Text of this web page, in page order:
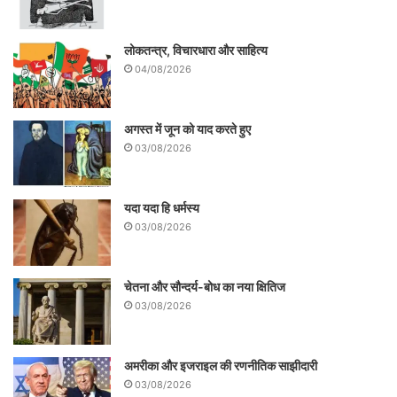
इतिहासकार रोमिला थापर कहती हैं ”पिछली आधी सदी के दौरान
प्राचीन भारत का इतिहास लिखने में दो नयी बातें हुईं। शर्मा जी के
लेखन में ये दोनों बातें मौजूद थीं। पहला था श्रोतों के दायरे का
विस्तार। पहले श्रोतों के रूप में लिखित पाठों का इस्तेमाल होता था।
अब उसे पुरातातिवक साक्ष्यों से जोड़ा जाने लगा। शिलालेख से हासिल
साक्ष्यों का भी समावेश किया गया। दूसरा सबसे बड़ा योगदान था साक्ष्यों
की छानबीन के लिए एक विष्लेषणात्मक पद्धति का इस्तेमाल।”
लोकतन्त्र, विचारधारा और साहित्य
04/08/2026
अगस्त में जून को याद करते हुए
03/08/2026
यदा यदा हि धर्मस्य
03/08/2026
चेतना और सौन्दर्य-बोध का नया क्षितिज
03/08/2026
अमरीका और इजराइल की रणनीतिक साझीदारी
03/08/2026